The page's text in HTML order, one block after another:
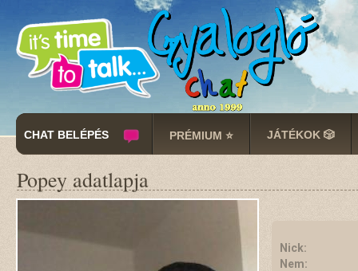
CHAT BELÉPÉS PRÉMIUM ⭐ JÁTÉKOK 🎲
Popey adatlapja
Nick:
Nem: